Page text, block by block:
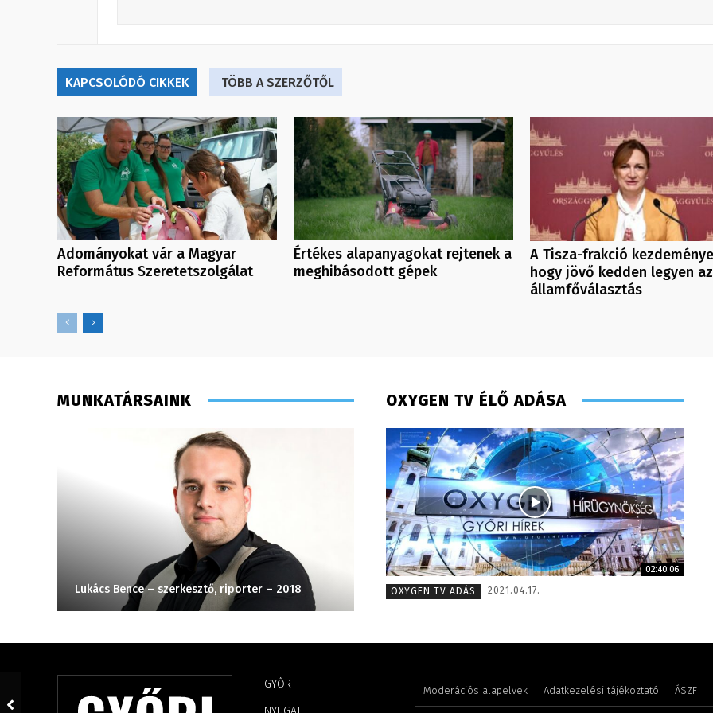
KAPCSOLÓDÓ CIKKEK TÖBB A SZERZŐTŐL
Adományokat vár a Magyar
Református Szeretetszolgálat
Értékes alapanyagokat rejtenek a
meghibásodott gépek
A Tisza-frakció
hogy jövő kedden legyen az
államfőválasztás
MUNKATÁRSAINK
Lukács Bence – szerkesztő, riporter – 2018 Szentgáthi Csaba – főszerkesztő – 2008
OXYGEN TV ÉLŐ ADÁSA
02:40:06
OXYGEN TV ADÁS
2021.04.17.
GYŐR
Moderációs alapelvek Adatkezelési tájékoztató ÁSZF